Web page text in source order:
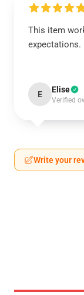
This item
expectations.
E Elise
Verified
Write your